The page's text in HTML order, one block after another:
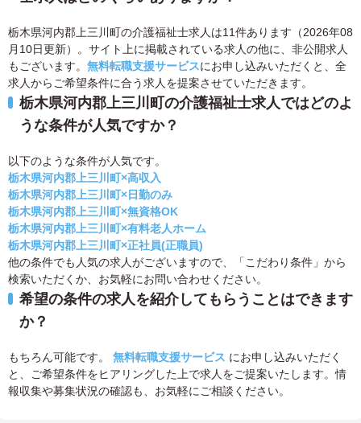
栃木県河内郡上三川町の介護福祉士求人は11件あります（2026年08
月10日更新）。サイト上に掲載されている求人の他に、非公開求人
もございます。 無料転職支援サービスにお申し込みいただくと、全
求人からご希望条件に合う求人を提案させていただきます。
栃木県河内郡上三川町の介護福祉士求人ではどのよ
うな条件が人気ですか？
以下のような条件が人気です。
栃木県河内郡上三川町×高収入
栃木県河内郡上三川町×日勤のみ
栃木県河内郡上三川町×無資格OK
栃木県河内郡上三川町×有料老人ホーム
栃木県河内郡上三川町×正社員(正職員)
他の条件でも人気の求人がございますので、「こだわり条件」から
検索いただくか、お気軽にお問い合わせください。
希望の条件の求人を紹介してもらうことはできます
か？
もちろん可能です。 無料転職支援サービス にお申し込みいただく
と、ご希望条件をヒアリングした上で求人をご提案いたします。情
報収集や募集状況の確認も、お気軽にご相談ください。